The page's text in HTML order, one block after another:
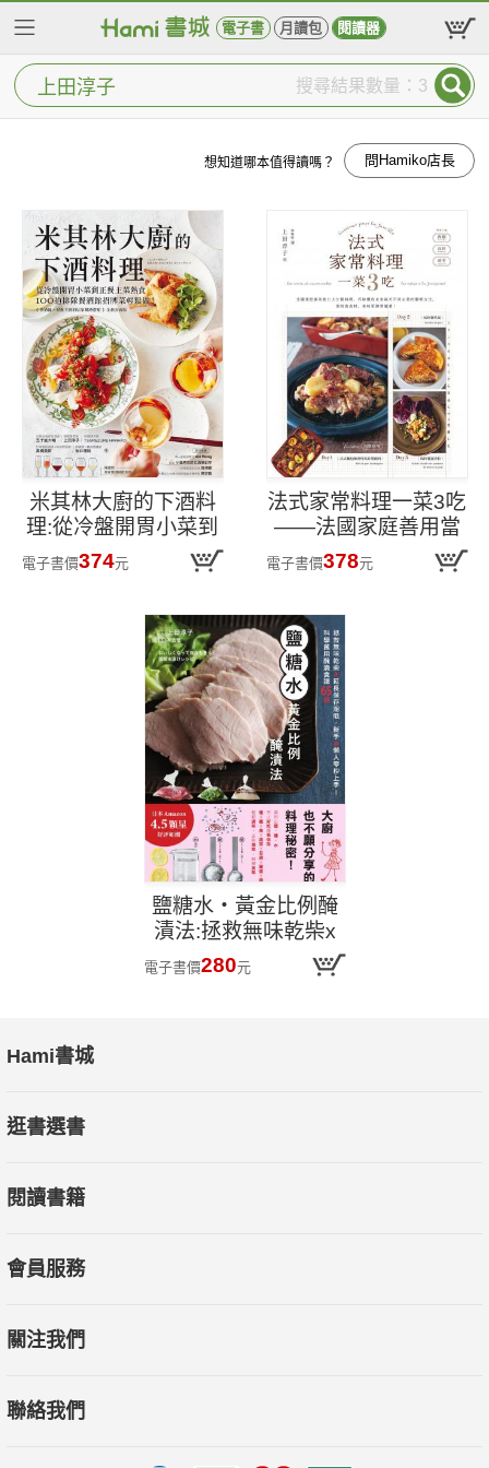
電子書 月讀包 閱讀器
搜尋結果數量：3
想知道哪本值得讀嗎？ 問Hamiko店長
米其林大廚的下酒料
理:從冷盤開胃小菜到
正餐主菜熱食,100道
排隊餐酒館招牌菜輕
酒搭配指南】
電子書價374元
法式家常料理一菜3吃
——法國家庭善用當
日大分量料理,巧妙變
成未來兩天不同主菜
材,美味更勝常備菜!
電子書價378元
鹽糖水‧黃金比例醃
漬法:拯救無味乾柴x
延長保存期限,新手&
懶人零秒上手!科學萬
電子書價280元
Hami書城
逛書選書
閱讀書籍
會員服務
關注我們
聯絡我們